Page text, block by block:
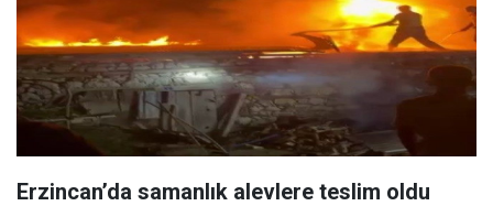
Erzincan’da samanlık alevlere teslim oldu